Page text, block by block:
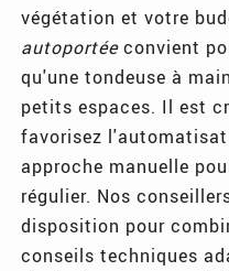
végétation et votre
autoportéeconvient
qu'une tondeuse à
petits espaces. Il est
favorisez
approche manuelle
régulier. Nos
disposition pour
conseils techniques